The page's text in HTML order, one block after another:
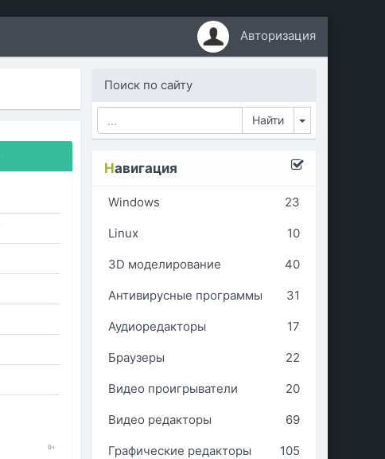
Авторизация
Поиск по сайту
Toggle
Навигация
Windows 23
Linux 10
3D моделирование 40
Антивирусные программы 31
Аудиоредакторы 17
Браузеры 22
Видео проигрыватели 20
Видео редакторы 69
Графические редакторы 105